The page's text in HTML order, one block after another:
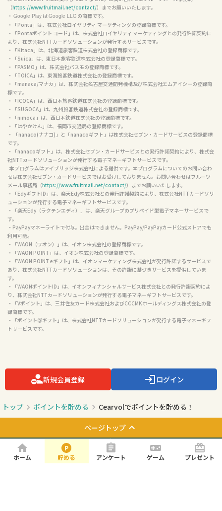
ホーム 貯める アンケート ゲーム プレゼント
・Amazon、Amazon.co.jp およびそれらのロゴは Amazon.com, Inc.またはその関連会社
の商標です。
・本プログラムはアイブリッジ株式会社による提供です。 本プログラムについてのお問い合
わせは Amazon ではお受けしておりません。お問い合わせはフルーツメール事務局
（ https://www.fruitmail.net/contact/ ）までお願いいたします。
Google Play は Google LLC の商標です。
・「Ponta」は、株式会社ロイヤリティ マーケティングの登録商標です。
・「Pontaポイント コード」は、株式会社ロイヤリティ マーケティングとの発行許諾契約に
より、株式会社NTTカードソリューションが発行するサービスです。
・「Kitaca」は、北海道旅客鉄道株式会社の登録商標です。
・「Suica」は、東日本旅客鉄道株式会社の登録商標です。
・「PASMO」は、株式会社パスモの登録商標です。
・「TOICA」は、東海旅客鉄道株式会社の登録商標です。
・「manaca/マナカ」は、株式会社名古屋交通開発機構及び株式会社エムアイシーの登録商
標です。
・「ICOCA」は、西日本旅客鉄道株式会社の登録商標です。
・「SUGOCA」は、九州旅客鉄道株式会社の登録商標です。
・「nimoca」は、西日本鉄道株式会社の登録商標です。
・「はやかけん」は、福岡市交通局の登録商標です。
・ 「nanaco(ナナコ)」と「nanacoギフト」は株式会社セブン・カードサービスの登録商標
です。
・「nanacoギフト」は、株式会社セブン・カードサービスとの発行許諾契約により、株式会
社NTTカードソリューションが発行する電子マネーギフトサービスです。
せは株式会社セブン・カードサービスではお受けしておりません。お問い合わせはフルーツ
メール事務局（
・「EdyギフトID」は、楽天Edy株式会社との発行許諾契約により、株式会社NTTカードソリ
ューションが発行する電子マネーギフトサービスです。
・「楽天Edy（ラクテンエディ）」は、楽天グループのプリペイド型電子マネーサービスで
す。
・PayPayマネーライトで付与。出金はできません。PayPay/PayPayカード公式ストアでも
利用可能。
・「WAON（ワオン）」は、イオン株式会社の登録商標です。
・「WAON POINT」は、イオン株式会社の登録商標です。
・「WAON POINT eギフト」は、イオンマーケティング株式会社が発行許諾するサービスで
あり、株式会社NTTカードソリューションは、その許諾に基づきサービスを提供していま
す。
・「WAONポイントID」は、イオンフィナンシャルサービス株式会社との発行許諾契約によ
り、株式会社NTTカードソリューションが発行する電子マネーギフトサービスです。
新規会員登録 ログイン
トップ ポイントを貯める Cearvolでポイントを貯める！
ページトップ